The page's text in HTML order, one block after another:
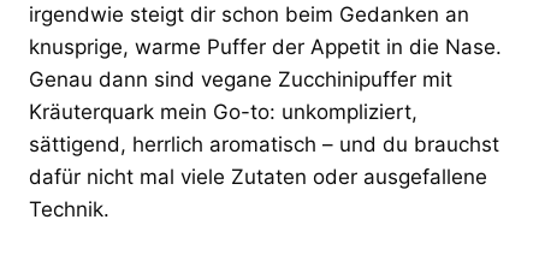
irgendwie steigt dir schon beim Gedanken an
knusprige, warme Puffer der Appetit in die Nase.
Genau dann sind vegane Zucchinipuffer mit
Kräuterquark mein Go-to: unkompliziert,
sättigend, herrlich aromatisch – und du brauchst
dafür nicht mal viele Zutaten oder ausgefallene
Technik.